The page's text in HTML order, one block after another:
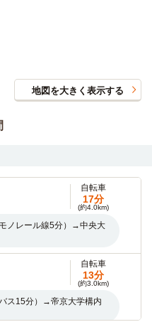
地図を大きく表示する
自転車
17分
(約4.0km)
ノレール線5分）→中央大
自転車
13分
(約3.0km)
ス15分）→帝京大学構内